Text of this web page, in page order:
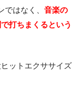
ではなく、 音楽の
打ちまくるという
ットエクササイズ